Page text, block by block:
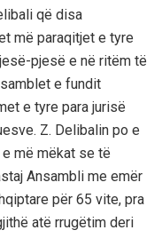
që disa
më paraqitjet e tyre
pjesë e në ritëm të
e fundit
e tyre para jurisë
Z. Delibalin po e
më mëkat se të
Ansambli me emër
për 65 vite, pra
atë rrugëtim deri